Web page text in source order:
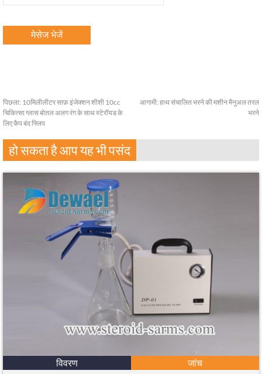
पिछला: 10मिलीलीटर साफ़ इंजेक्शन शीशी 10cc
चिकित्सा ग्लास बोतल अलग रंग के साथ स्टेरॉयड के
लिए कैप बंद फ्लिप
आगामी: हाथ संचालित भरने की मशीन मैनुअल तरल
भरने
हो सकता है आप यह भी पसंद
विवरण जांच